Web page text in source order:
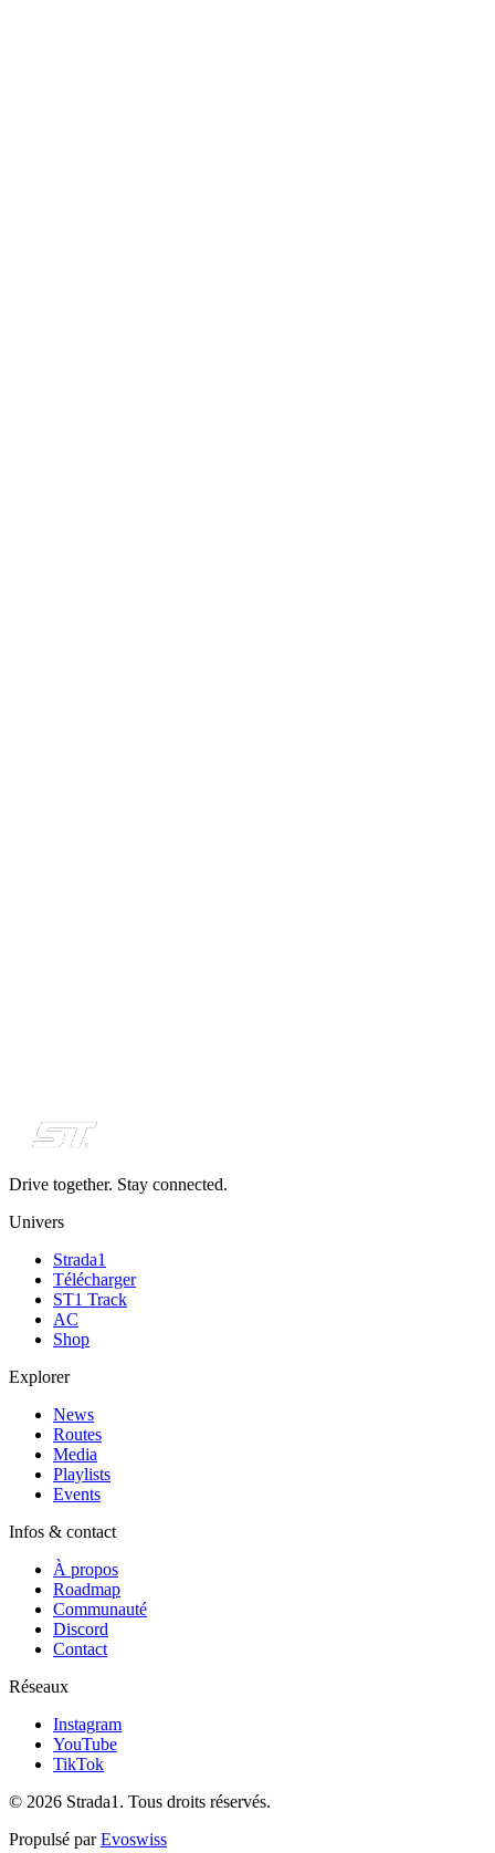
Drive together. Stay connected.
Univers
Strada1
Télécharger
ST1 Track
AC
Shop
Explorer
News
Routes
Media
Playlists
Events
Infos & contact
À propos
Roadmap
Communauté
Discord
Contact
Réseaux
Instagram
YouTube
TikTok
© 2026 Strada1. Tous droits réservés.
Propulsé par Evoswiss